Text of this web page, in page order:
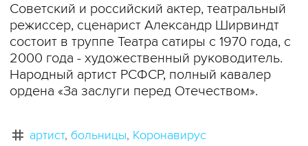
Советский и российский актер, театральный
режиссер, сценарист Александр Ширвиндт
состоит в труппе Театра сатиры с 1970 года, с
2000 года - художественный руководитель.
Народный артист РСФСР, полный кавалер
ордена «За заслуги перед Отечеством».
артист больницы Коронавирус